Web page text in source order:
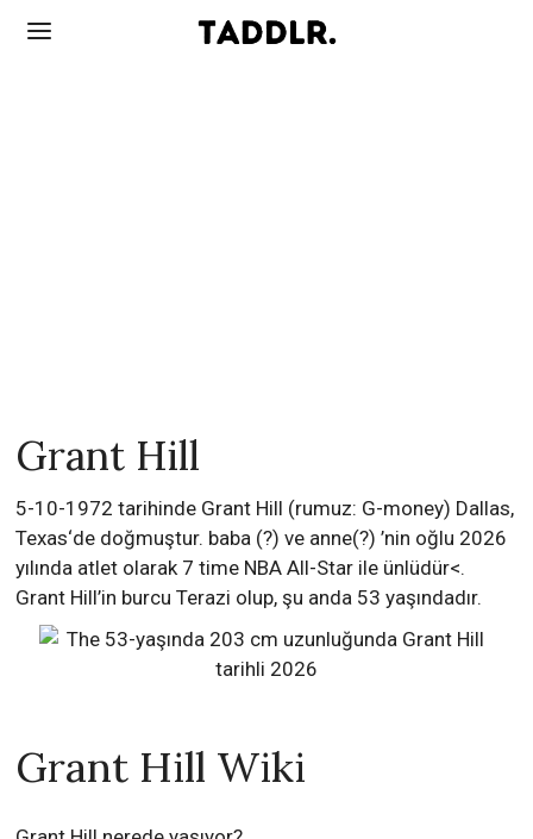
Grant Hill
5-10-1972 tarihinde Grant Hill (rumuz: G-money) Dallas,
Texas‘de doğmuştur. baba (?) ve anne(?) ’nin oğlu 2026
yılında atlet olarak 7 time NBA All-Star ile ünlüdür<.
Grant Hill’in burcu Terazi olup, şu anda 53 yaşındadır.
Grant Hill Wiki